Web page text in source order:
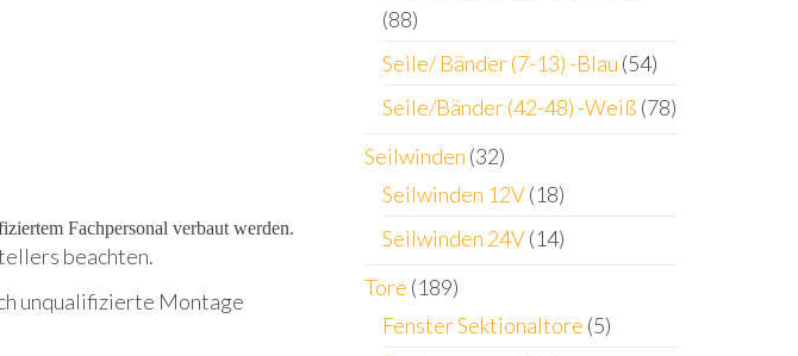
Fachpersonal verbaut werden.
beachten.
unqualifizierte Montage
(88)
Seile/ Bänder (7-13) -Blau (54)
Seile/Bänder (42-48) -Weiß (78)
Seilwinden (32)
Seilwinden 12V (18)
Seilwinden 24V (14)
Tore (189)
Fenster Sektionaltore (5)